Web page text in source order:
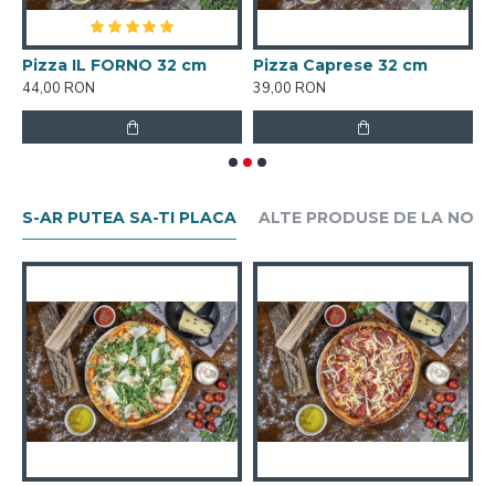
Pizza IL FORNO 32 cm
44,00 RON
Pizza Caprese 32 cm
39,00 RON
S-AR PUTEA SA-TI PLACA ALTE PRODUSE DE LA NOI